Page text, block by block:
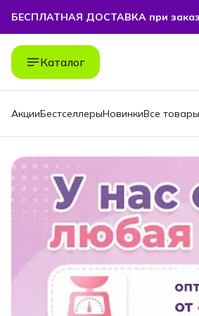
БЕСПЛАТНАЯ ДОСТАВКА при
БЕСПЛАТНАЯ ДОСТАВКА при заказе
Каталог
АкцииБестселлерыНовинкиВсе товары